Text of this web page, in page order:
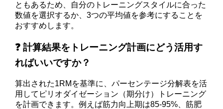
ともあるため、自分のトレーニングスタイルに合った
数値を選択するか、3つの平均値を参考にすることを
おすすめします。
❓ 計算結果をトレーニング計画にどう活用す
ればいいですか？
算出された1RMを基準に、パーセンテージ分解表を活
用してピリオダイゼーション（期分け）トレーニング
を計画できます。例えば筋力向上期は85-95%、筋肥